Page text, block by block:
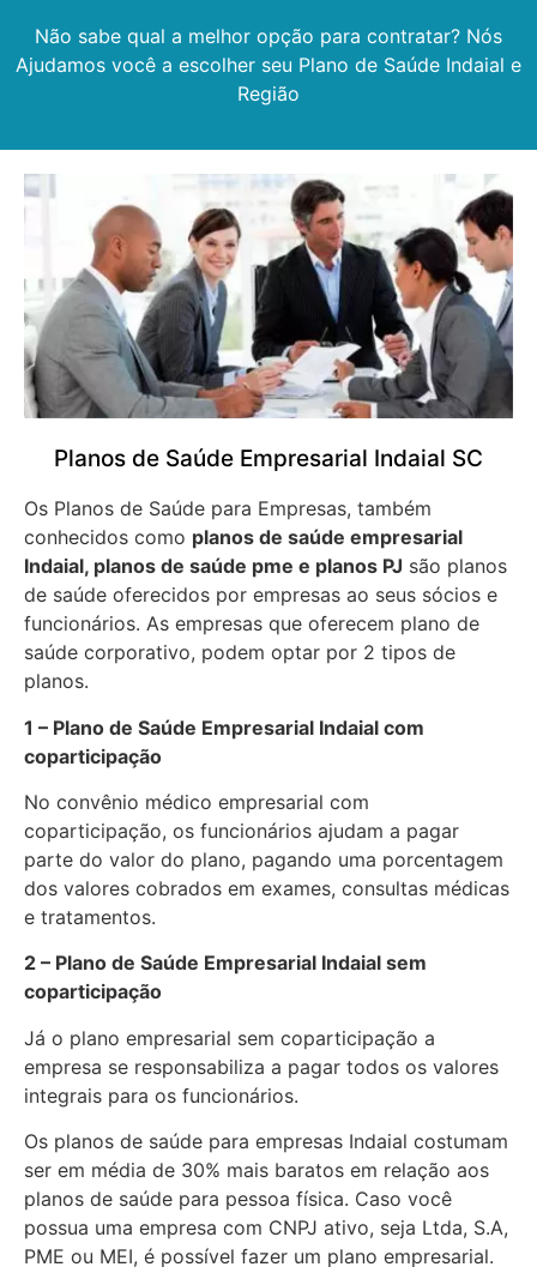
Não sabe qual a melhor opção para contratar? Nós
Ajudamos você a escolher seu Plano de Saúde Indaial e
Região
Planos de Saúde Empresarial Indaial SC
Os Planos de Saúde para Empresas, também
conhecidos como planos de saúde empresarial
Indaial, planos de saúde pme e planos PJ são planos
de saúde oferecidos por empresas ao seus sócios e
funcionários. As empresas que oferecem plano de
saúde corporativo, podem optar por 2 tipos de
planos.
1 – Plano de Saúde Empresarial Indaial com
coparticipação
No convênio médico empresarial com
coparticipação, os funcionários ajudam a pagar
parte do valor do plano, pagando uma porcentagem
dos valores cobrados em exames, consultas médicas
e tratamentos.
2 – Plano de Saúde Empresarial Indaial sem
coparticipação
Já o plano empresarial sem coparticipação a
empresa se responsabiliza a pagar todos os valores
integrais para os funcionários.
Os planos de saúde para empresas Indaial costumam
ser em média de 30% mais baratos em relação aos
planos de saúde para pessoa física. Caso você
possua uma empresa com CNPJ ativo, seja Ltda, S.A,
PME ou MEI, é possível fazer um plano empresarial.